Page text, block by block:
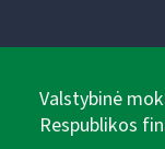
Valstybinė
Respublikos